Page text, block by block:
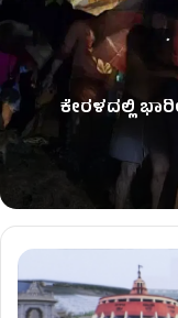
ಕೇರಳದಲ್ಲಿ